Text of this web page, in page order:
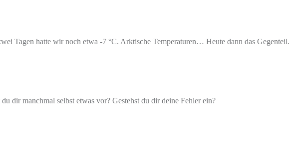
Tagen hatte wir noch etwa -7 °C. Arktische Temperaturen… Heute dann das Gegenteil.
dir manchmal selbst etwas vor? Gestehst du dir deine Fehler ein?